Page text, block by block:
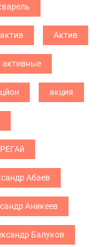
актив Актив
активные
акция
Абаев
Аникеев
Балуков